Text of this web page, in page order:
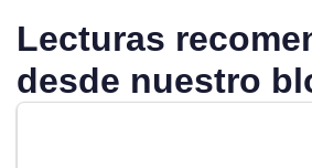
Lecturas
desde nuestro